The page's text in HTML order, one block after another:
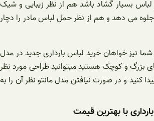
بسیار گشاد باشد هم از نظر زیبایی و شیک
می دهد و هم از نظر حمل لباس مادر را دچار
نیز خواهان خرید لباس بارداری جدید در مدل
بزرگ و کوچک هستید میتوانید طراحی مورد نظر
کنید و در صورت نیافتن مدل مانتو نظر آن را به
با بهترین قیمت